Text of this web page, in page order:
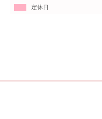
定休日